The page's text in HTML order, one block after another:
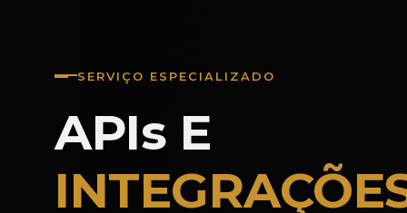
SERVIÇO ESPECIALIZADO
APIs E